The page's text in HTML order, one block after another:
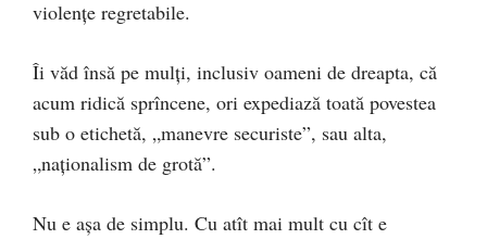
violențe regretabile.
Îi văd însă pe mulți, inclusiv oameni de dreapta, că
acum ridică sprîncene, ori expediază toată povestea
sub o etichetă, „manevre securiste”, sau alta,
„naționalism de grotă”.
Nu e așa de simplu. Cu atît mai mult cu cît e